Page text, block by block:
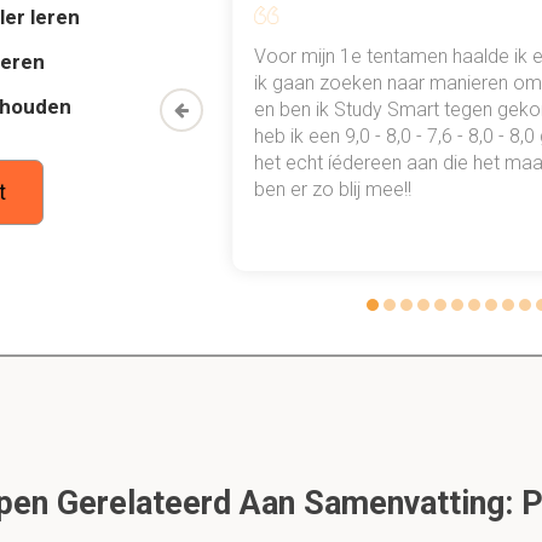
die continuïteit zijn ze onderhevig aan verandering
Immanuel Wallerstein
leren
mn
een heel
gewoon
Voor mijn 1e tentamen haalde ik
ik gaan zoeken naar manieren
en ben ik Study Smart tegen
heb ik een 9,0 - 8,0 - 7,6 - 8,0 -
het echt íédereen aan die het
ben er zo blij mee!!
Gerelateerd Aan Samenvatting: